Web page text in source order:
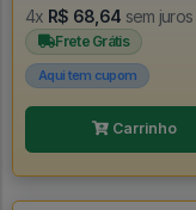
4x R$ 68,64 sem juros
Frete Grátis
Aqui tem cupom
Carrinho